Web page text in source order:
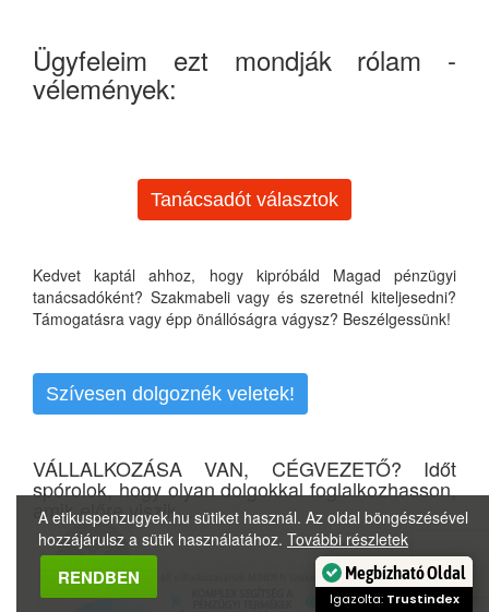
Ügyfeleim ezt mondják rólam -
vélemények:
Tanácsadót választok
Kedvet kaptál ahhoz, hogy kipróbáld Magad pénzügyi
tanácsadóként? Szakmabeli vagy és szeretnél kiteljesedni?
Támogatásra vagy épp önállóságra vágysz? Beszélgessünk!
Szívesen dolgoznék veletek!
VÁLLALKOZÁSA VAN, CÉGVEZETŐ? Időt
spórolok, hogy olyan dolgokkal foglalkozhasson,
amik előre viszik...
A etikuspenzugyek.hu sütiket használ. Az oldal böngészésével
hozzájárulsz a sütik használatához. További részletek
RENDBEN Megbízható Oldal
Igazolta: Trustindex